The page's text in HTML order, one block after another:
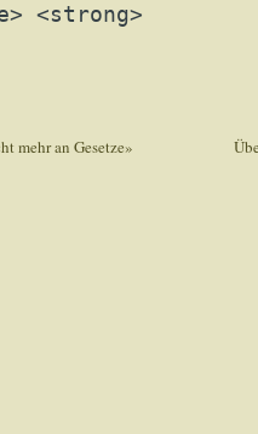
<strong>
mehr an Gesetze»